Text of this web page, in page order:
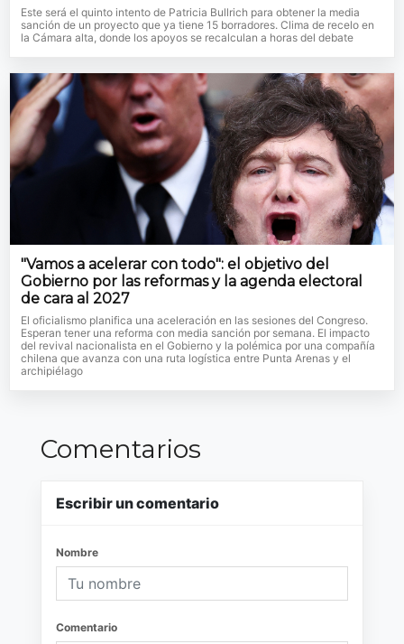
Este será el quinto intento de Patricia Bullrich para obtener la media
sanción de un proyecto que ya tiene 15 borradores. Clima de recelo en
la Cámara alta, donde los apoyos se recalculan a horas del debate
"Vamos a acelerar con todo": el objetivo del
Gobierno por las reformas y la agenda electoral
de cara al 2027
El oficialismo planifica una aceleración en las sesiones del Congreso.
Esperan tener una reforma con media sanción por semana. El impacto
del revival nacionalista en el Gobierno y la polémica por una compañía
chilena que avanza con una ruta logística entre Punta Arenas y el
archipiélago
Comentarios
Escribir un comentario
Nombre
Comentario